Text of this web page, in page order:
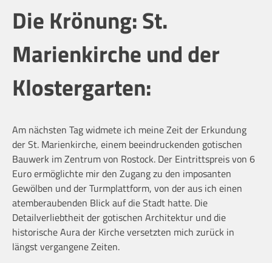
Die Krönung: St.
Marienkirche und der
Klostergarten:
Am nächsten Tag widmete ich meine Zeit der Erkundung
der St. Marienkirche, einem beeindruckenden gotischen
Bauwerk im Zentrum von Rostock. Der Eintrittspreis von 6
Euro ermöglichte mir den Zugang zu den imposanten
Gewölben und der Turmplattform, von der aus ich einen
atemberaubenden Blick auf die Stadt hatte. Die
Detailverliebtheit der gotischen Architektur und die
historische Aura der Kirche versetzten mich zurück in
längst vergangene Zeiten.